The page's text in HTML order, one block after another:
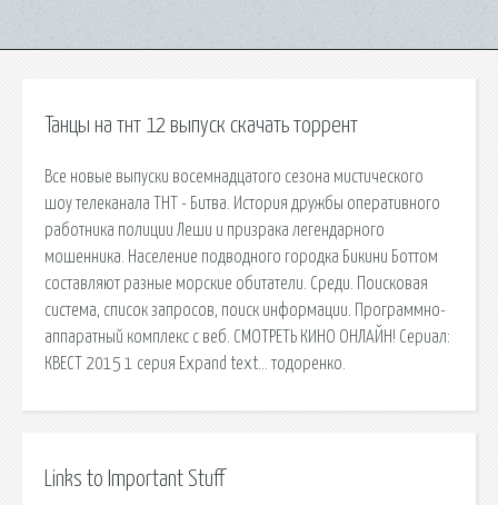
Танцы на тнт 12 выпуск скачать торрент
Все новые выпуски восемнадцатого сезона мистического
шоу телеканала ТНТ - Битва. История дружбы оперативного
работника полиции Леши и призрака легендарного
мошенника. Население подводного городка Бикини Боттом
составляют разные морские обитатели. Среди. Поисковая
сиcтема, список запросов, поиск информации. Программно-
аппаратный комплекс с веб. СМОТРЕТЬ КИНО ОНЛАЙН! Сериал:
КВЕСТ 2015 1 серия Expand text… тодоренко.
Links to Important Stuff